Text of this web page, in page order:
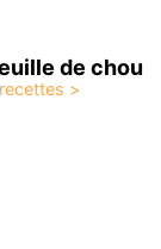
de chou